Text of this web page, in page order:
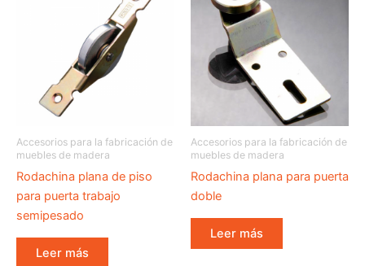
Accesorios para la fabricación de
muebles de madera
Rodachina plana de piso
para puerta trabajo
semipesado
Leer más
Accesorios para la fabricación de
muebles de madera
Rodachina plana para puerta
doble
Leer más